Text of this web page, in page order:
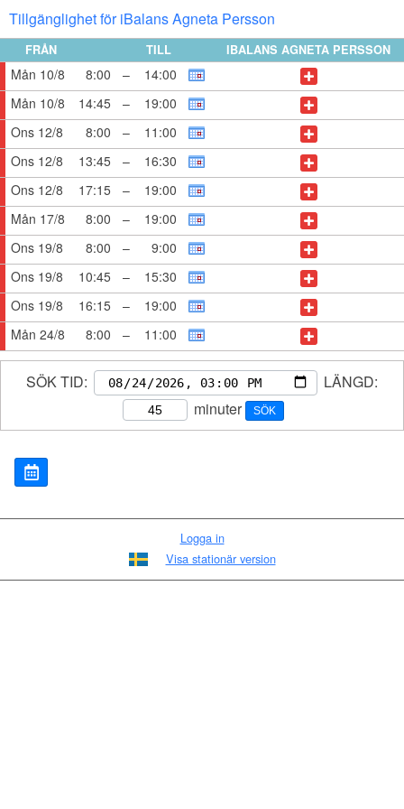
Tillgänglighet för iBalans Agneta Persson
FRÅN TILL IBALANS AGNETA PERSSON
Mån 10/8 8:00 –
14:00
Mån 10/8
14:45 –
19:00
Ons 12/8
8:00 –
11:00
Ons 12/8
13:45 –
16:30
Ons 12/8
17:15 –
19:00
Mån 17/8
8:00 –
19:00
Ons 19/8
8:00 –
9:00
Ons 19/8
10:45 –
15:30
Ons 19/8
16:15 –
19:00
Mån 24/8
8:00 – 11:00
SÖK TID:
LÄNGD:
minuter
SÖK
Logga in
Visa stationär version